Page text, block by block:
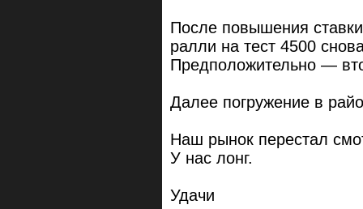
После повышения
ралли на тест 4500
Предположительно —
Далее погружение в
Наш рынок перестал
У нас лонг.
Удачи